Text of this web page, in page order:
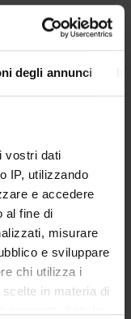
degli annunci
vostri dati
IP, utilizzando
e accedere
al fine di
misurare
e sviluppare
chi utilizza i
in materia di